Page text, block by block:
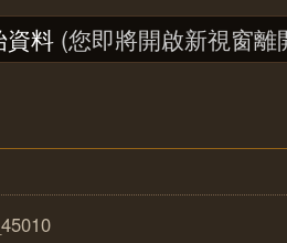
資料 (您即將開啟新視窗離